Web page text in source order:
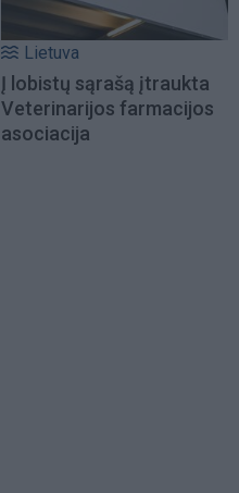
Lietuva
Į lobistų sąrašą įtraukta
Veterinarijos farmacijos
asociacija